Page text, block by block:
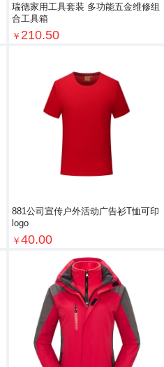
瑞德家用工具套装 多功能五金维修组
合工具箱
￥ 210.50
881公司宣传户外活动广告衫T恤可印
logo
￥ 40.00